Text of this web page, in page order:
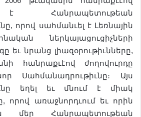
Հանրապետութեան
որով սահմանւել է Լեռնային
ներկայացուցիչների
եւ նրանց լիազօրութիւնները,
հանրաքւէով ժողովուրդը
Սահմանադրութիւնը։ Այս
եղել եւ մնում է միակ
որով առաջնորդւում եւ որին
մեր Հանրապետութեան